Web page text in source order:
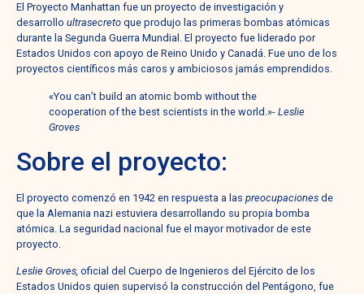
El Proyecto Manhattan fue un proyecto de investigación y
desarrollo ultrasecreto que produjo las primeras bombas atómicas
durante la Segunda Guerra Mundial. El proyecto fue liderado por
Estados Unidos con apoyo de Reino Unido y Canadá. Fue uno de los
proyectos científicos más caros y ambiciosos jamás emprendidos.
«You can’t build an atomic bomb without the
cooperation of the best scientists in the world.»- Leslie
Groves
Sobre el proyecto:
El proyecto comenzó en 1942 en respuesta a las preocupaciones de
que la Alemania nazi estuviera desarrollando su propia bomba
atómica. La seguridad nacional fue el mayor motivador de este
proyecto.
Leslie Groves, oficial del Cuerpo de Ingenieros del Ejército de los
Estados Unidos quien supervisó la construcción del Pentágono, fue